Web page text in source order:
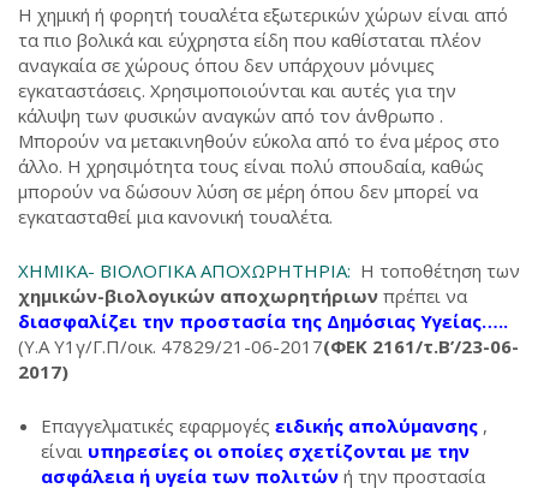
Η χημική ή φορητή τουαλέτα εξωτερικών χώρων είναι από
τα πιο βολικά και εύχρηστα είδη που καθίσταται πλέον
αναγκαία σε χώρους όπου δεν υπάρχουν μόνιμες
εγκαταστάσεις. Χρησιμοποιούνται και αυτές για την
κάλυψη των φυσικών αναγκών από τον άνθρωπο .
Μπορούν να μετακινηθούν εύκολα από το ένα μέρος στο
άλλο. Η χρησιμότητα τους είναι πολύ σπουδαία, καθώς
μπορούν να δώσουν λύση σε μέρη όπου δεν μπορεί να
εγκατασταθεί μια κανονική τουαλέτα.
ΧΗΜΙΚΑ- ΒΙΟΛΟΓΙΚΑ ΑΠΟΧΩΡΗΤΗΡΙΑ: Η τοποθέτηση των
χημικών-βιολογικών αποχωρητήριων πρέπει να
διασφαλίζει την προστασία της Δημόσιας Υγείας…..
(Υ.Α Υ1γ/Γ.Π/οικ. 47829/21-06-2017(ΦΕΚ 2161/τ.Β’/23-06-
2017)
Επαγγελματικές εφαρμογές ειδικής απολύμανσης ,
είναι υπηρεσίες οι οποίες σχετίζονται με την
ασφάλεια ή υγεία των πολιτών ή την προστασία